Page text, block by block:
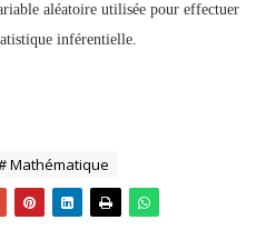
aléatoire utilisée pour effectuer
inférentielle.
Mathématique